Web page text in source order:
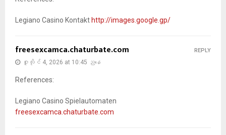
Legiano Casino Kontakt http://images.google.gp/
freesexcamca.chaturbate.com
ဇူလိုင် 4, 2026 at 10:45 ညနေ
References:
Legiano Casino Spielautomaten
freesexcamca.chaturbate.com
REPLY